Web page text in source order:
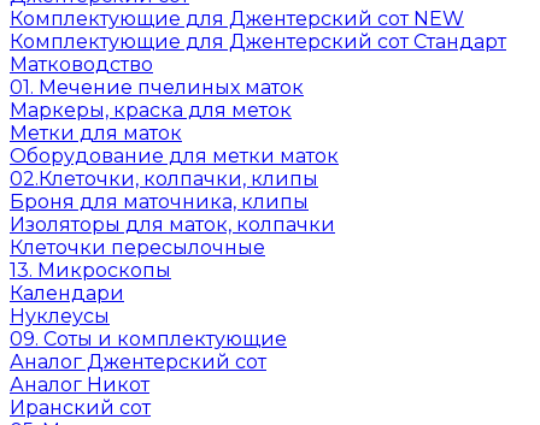
Комплектующие для Джентерский сот NEW
Комплектующие для Джентерский сот Стандарт
Матководство
01. Мечение пчелиных маток
Маркеры, краска для меток
Метки для маток
Оборудование для метки маток
02.Клеточки, колпачки, клипы
Броня для маточника, клипы
Изоляторы для маток, колпачки
Клеточки пересылочные
13. Микроскопы
Календари
Нуклеусы
09. Соты и комплектующие
Аналог Джентерский сот
Аналог Никот
Иранский сот